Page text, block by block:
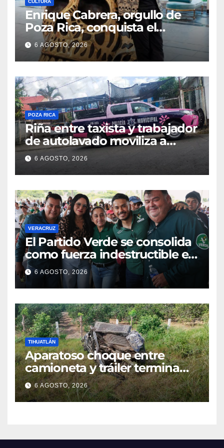
CULTURA
Enrique Cabrera, orgullo de
Poza Rica, conquista el
mundo con su arte
6 AGOSTO, 2026
POZA RICA
Riña entre taxista y trabajador
de autolavado moviliza a
policías en Poza Rica
6 AGOSTO, 2026
VERACRUZ
​El Partido Verde se consolida
como fuerza indestructible en
la zona norte de Veracruz
6 AGOSTO, 2026
TIHUATLÁN
Aparatoso choque entre
camioneta y tráiler termina
con ambas unidades fuera de
la carretera en Tihuatlán
6 AGOSTO, 2026